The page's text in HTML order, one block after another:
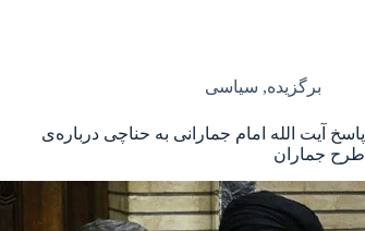
برگزیده, سیاسی
پاسخ آیت الله امام جمارانی به حناچی درباره‌ی
طرح جماران